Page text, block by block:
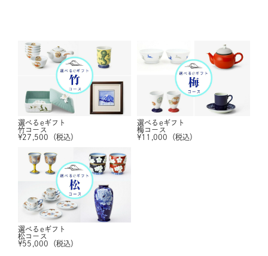
選べるeギフト
竹コース
¥27,500 （税込）
選べるeギフト
梅コース
¥11,000 （税込）
選べるeギフト
松コース
¥55,000 （税込）